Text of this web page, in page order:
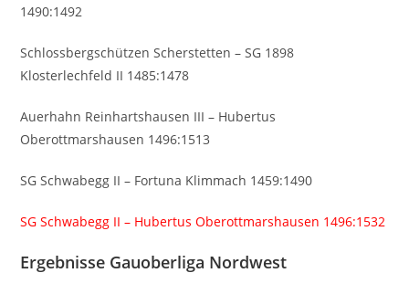
1490:1492
Schlossbergschützen Scherstetten – SG 1898
Klosterlechfeld II 1485:1478
Auerhahn Reinhartshausen III – Hubertus
Oberottmarshausen 1496:1513
SG Schwabegg II – Fortuna Klimmach 1459:1490
SG Schwabegg II – Hubertus Oberottmarshausen 1496:1532
Ergebnisse Gauoberliga Nordwest